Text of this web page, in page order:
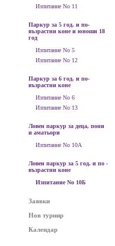
Изпитание No 11
Паркур за 5 год. и по-
възрастни коне и юноши 18
год
Изпитание No 5
Изпитание No 12
Паркур за 6 год. и по-
възрастни коне
Изпитание No 6
Изпитание No 13
Ловен паркур за деца, пони
и аматьори
Изпитание No 10А
Ловен паркур за 5 год. и по -
възрастни коне
Изпитание No 10Б
Заявки
Нов турнир
Календар